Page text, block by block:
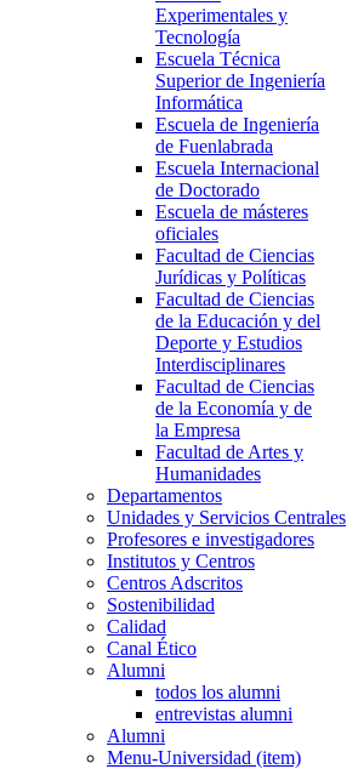
Experimentales y
Tecnología
Escuela Técnica
Superior de Ingeniería
Informática
Escuela de Ingeniería
de Fuenlabrada
Escuela Internacional
de Doctorado
Escuela de másteres
oficiales
Facultad de Ciencias
Jurídicas y Políticas
Facultad de Ciencias
de la Educación y del
Deporte y Estudios
Interdisciplinares
Facultad de Ciencias
de la Economía y de
la Empresa
Facultad de Artes y
Humanidades
Departamentos
Unidades y Servicios Centrales
Profesores e investigadores
Institutos y Centros
Centros Adscritos
Sostenibilidad
Calidad
Canal Ético
Alumni
todos los alumni
entrevistas alumni
Alumni
Menu-Universidad (item)